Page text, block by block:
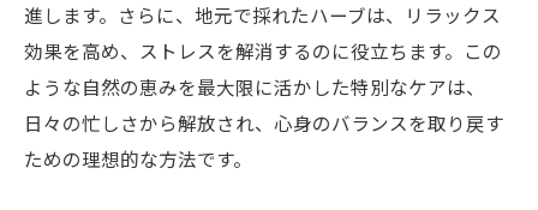
進します。さらに、地元で採れたハーブは、リラックス
効果を高め、ストレスを解消するのに役立ちます。この
ような自然の恵みを最大限に活かした特別なケアは、
日々の忙しさから解放され、心身のバランスを取り戻す
ための理想的な方法です。